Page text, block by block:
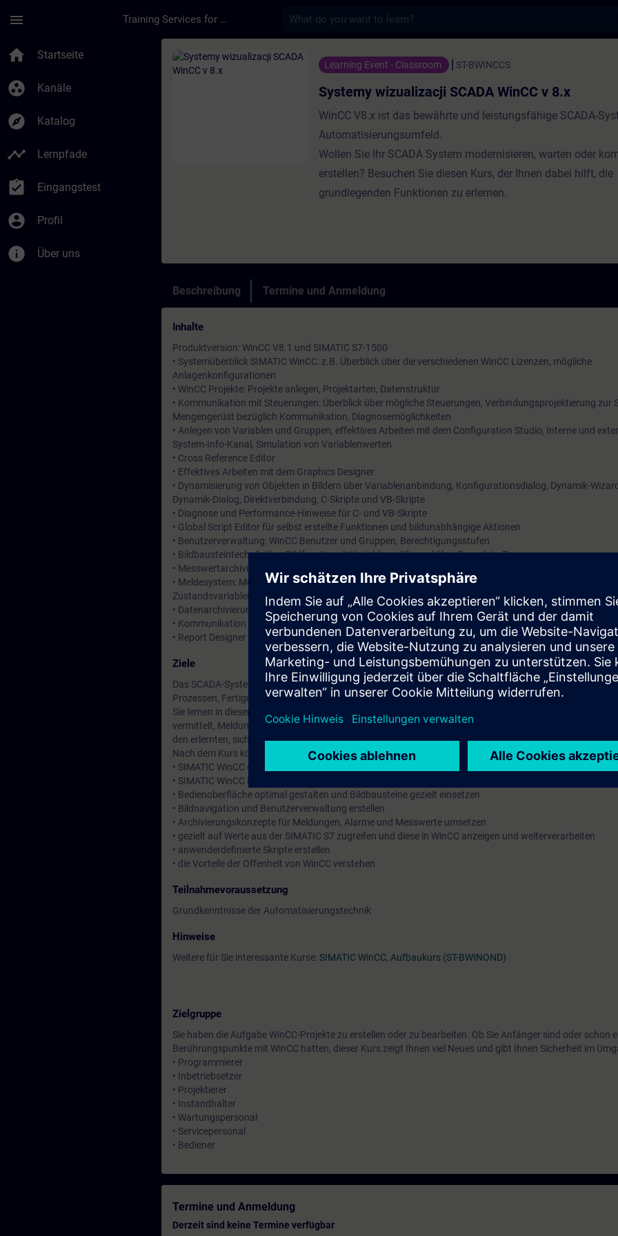
menu Training Services for Digital Industries
home Startseite
group_work Kanäle
explore Katalog
timeline Lernpfade
assignment_turned_in Eingangstest
account_circle Profil
info Über uns
Kurs - Systemy wizualizacji SCADA WinCC v 8.x - Training -
Learning Event - Classroom ST-BWINCCS
Systemy wizualizacji SCADA WinCC v 8.x
WinCC V8.x ist das bewährte und leistungsfähige SCADA-
Automatisierungsumfeld.
Wollen Sie Ihr SCADA System modernisieren, warten oder
erstellen? Besuchen Sie diesen Kurs, der Ihnen dabei hilft, die
grundlegenden Funktionen zu erlernen.
Beschreibung Termine und Anmeldung
Inhalte
Produktversion: WinCC V8.1 und SIMATIC S7-1500
• Systemüberblick SIMATIC WinCC: z.B. Überblick über die verschiedenen WinCC Lizenzen, mögliche
Anlagenkonfigurationen
• WinCC Projekte: Projekte anlegen, Projektarten, Datenstruktur
• Kommunikation mit Steuerungen: Überblick über mögliche Steuerungen, Verbindungsprojektierung zur
Mengengerüst bezüglich Kommunikation, Diagnosemöglichkeiten
• Anlegen von Variablen und Gruppen, effektives Arbeiten mit dem Configuration Studio, Interne und
System-Info-Kanal, Simulation von Variablenwerten
• Cross Reference Editor
• Effektives Arbeiten mit dem Graphics Designer
• Dynamisierung von Objekten in Bildern über Variablenanbindung, Konfigurationsdialog, Dynamik-
Dynamik-Dialog, Direktverbindung, C-Skripte und VB-Skripte
• Diagnose und Performance-Hinweise für C- und VB-Skripte
• Global Script Editor für selbst erstellte Funktionen und bildunabhängige Aktionen
• Benutzerverwaltung: WinCC Benutzer und Gruppen, Berechtigungsstufen
• Bildbausteintechnik über Bildfenster mit Variablenpräfix und über Faceplate-Typen
• Messwertarchivierung: Archive und Archivvariablen, Archivkonfiguration, Archivierungsarten,
• Meldesystem: Meldeverfahren, Meldeklassen und -arten, Archivkonfiguration, Alarm-Control,
Zustandsvariablen
• Datenarchivierung mit der Option User Archives
• Kommunikation zur S7-1500
• Report Designer für Protokollierung
Ziele
Das SCADA-System (Supervisory Control and Data Acquisition) WinCC V8.x ist für das Visualisieren und
Prozessen, Fertigungsabläufen, Maschinen und Anlagen konzipiert.
Sie lernen in diesem Kurs SIMATIC WinCC einfach und schnell für Ihre Anwendungen zu nutzen.
vermittelt, Meldungen und Werte zu archivieren und die entsprechenden Archive zu konzipieren und zu
den erlernten, sicheren Umgang mit dem System können Sie die Engineering Phase effektiv nutzen.
Nach dem Kurs können Sie:
• SIMATIC WinCC effizient und sicher projektieren
• SIMATIC WinCC Projekte verstehen und editieren
• Bedienoberfläche optimal gestalten und Bildbausteine gezielt einsetzen
• Bildnavigation und Benutzerverwaltung erstellen
• Archivierungskonzepte für Meldungen, Alarme und Messwerte umsetzen
• gezielt auf Werte aus der SIMATIC S7 zugreifen und diese in WinCC anzeigen und weiterverarbeiten
• anwenderdefinierte Skripte erstellen
• die Vorteile der Offenheit von WinCC verstehen
Teilnahmevoraussetzung
Grundkenntnisse der Automatisierungstechnik
Hinweise
Weitere für Sie interessante Kurse: SIMATIC WinCC, Aufbaukurs (ST-BWINOND)
Zielgruppe
Sie haben die Aufgabe WinCC-Projekte zu erstellen oder zu bearbeiten. Ob Sie Anfänger sind oder schon
Berührungspunkte mit WinCC hatten, dieser Kurs zeigt Ihnen viel Neues und gibt Ihnen Sicherheit im
• Programmierer
• Inbetriebsetzer
• Projektierer
• Instandhalter
• Wartungspersonal
• Servicepersonal
• Bediener
Termine und Anmeldung
Derzeit sind keine Termine verfügbar